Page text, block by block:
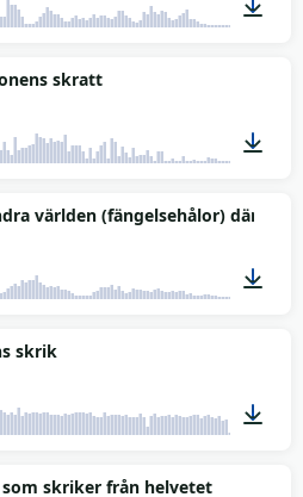
skratt
00:07
världen (fängelsehålor) där
skrik
skriker från helvetet